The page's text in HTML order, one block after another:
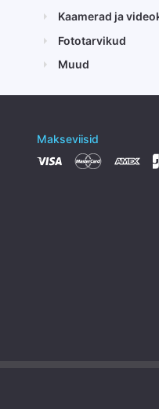
Kaamerad ja
Fototarvikud
Muud
Makseviisid